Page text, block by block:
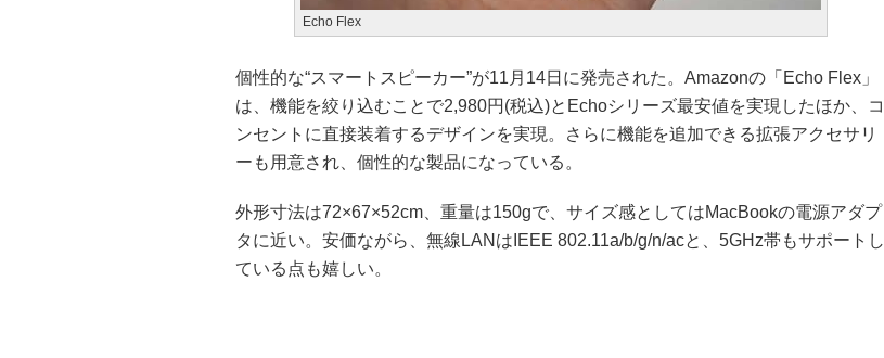
Echo Flex
個性的な“スマートスピーカー”が11月14日に発売された。Amazonの「Echo Flex」
は、機能を絞り込むことで2,980円(税込)とEchoシリーズ最安値を実現したほか、コ
ンセントに直接装着するデザインを実現。さらに機能を追加できる拡張アクセサリ
ーも用意され、個性的な製品になっている。
外形寸法は72×67×52cm、重量は150gで、サイズ感としてはMacBookの電源アダプ
タに近い。安価ながら、無線LANはIEEE 802.11a/b/g/n/acと、5GHz帯もサポートし
ている点も嬉しい。